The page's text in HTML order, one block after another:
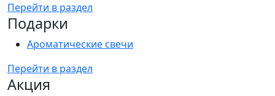
Перейти в раздел
Подарки
Ароматические свечи
Перейти в раздел
Акция